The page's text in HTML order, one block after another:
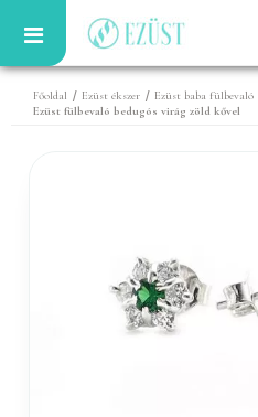
Főoldal / Ezüst ékszer / Ezüst baba fülbevaló
Ezüst fülbevaló bedugós virág zöld kővel